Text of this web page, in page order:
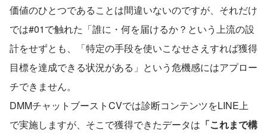
価値のひとつであることは間違いないのですが、それだけ
では#01で触れた「誰に・何を届けるか？という上流の設
計をせずとも、「特定の手段を使いこなせさえすれば獲得
目標を達成できる状況がある」という危機感にはアプロー
チできません。
DMMチャットブーストCVでは診断コンテンツをLINE上
で実施しますが、そこで獲得できたデータは 「これまで構